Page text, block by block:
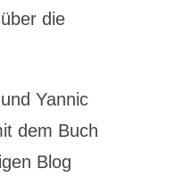
die
Yannic
dem Buch
Blog